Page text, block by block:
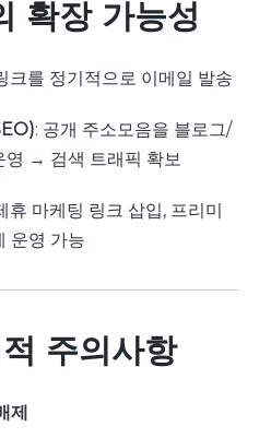
확장 가능성
크를 정기적으로 이메일 발송
: 공개 주소모음을 블로그/
영 → 검색 트래픽 확보
휴 마케팅 링크 삽입, 프리미
운영 가능
주의사항
제